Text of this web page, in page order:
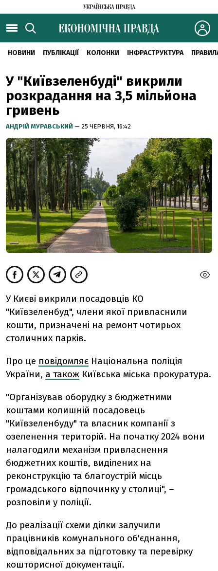
НОВИНИ ПУБЛІКАЦІЇ КОЛОНКИ ІНФРАСТРУКТУРА
У "Київзеленбуді" викрили
розкрадання на 3,5 мільйона
гривень
АНДРІЙ МУРАВСЬКИЙ — 25 ЧЕРВНЯ, 16:42
У Києві викрили посадовців КО
"Київзеленбуд", члени якої привласнили
кошти, призначені на ремонт чотирьох
столичних парків.
Про це повідомляє Національна поліція
України, а також Київська міська прокуратура.
"Організував оборудку з бюджетними
коштами колишній посадовець
"Київзеленбуду" та власник компанії з
озеленення територій. На початку 2024 вони
налагодили механізм привласнення
бюджетних коштів, виділених на
реконструкцію та благоустрій місць
громадського відпочинку у столиці", –
розповіли у поліції.
До реалізації схеми ділки залучили
працівників комунального об'єднання,
відповідальних за підготовку та перевірку
кошторисної документації.